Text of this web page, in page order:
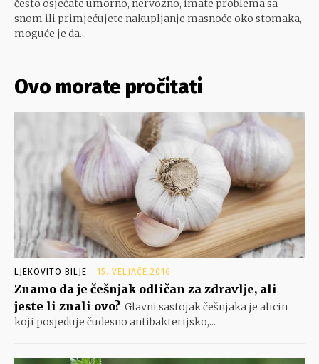
često osjećate umorno, nervozno, imate problema sa
snom ili primjećujete nakupljanje masnoće oko stomaka,
moguće je da...
Ovo morate pročitati
LJEKOVITO BILJE 15. VELJAČE 2016.
Znamo da je češnjak odličan za zdravlje, ali
jeste li znali ovo? Glavni sastojak češnjaka je alicin
koji posjeduje čudesno antibakterijsko,...